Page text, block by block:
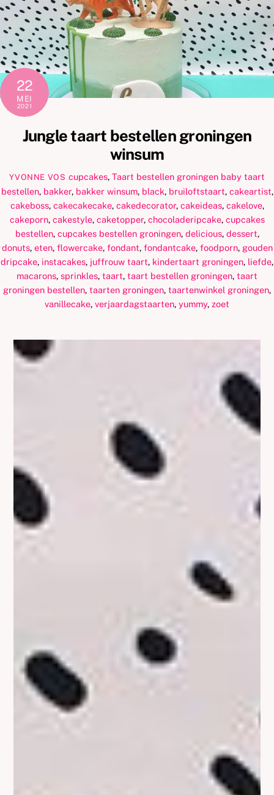
22
MEI
2021
Jungle taart bestellen groningen
winsum
YVONNE VOS cupcakes, Taart bestellen groningen baby taart
bestellen, bakker, bakker winsum, black, bruiloftstaart, cakeartist,
cakeboss, cakecakecake, cakedecorator, cakeideas, cakelove,
cakeporn, cakestyle, caketopper, chocoladeripcake, cupcakes
bestellen, cupcakes bestellen groningen, delicious, dessert,
donuts, eten, flowercake, fondant, fondantcake, foodporn, gouden
dripcake, instacakes, juffrouw taart, kindertaart groningen, liefde,
macarons, sprinkles, taart, taart bestellen groningen, taart
groningen bestellen, taarten groningen, taartenwinkel groningen,
vanillecake, verjaardagstaarten, yummy, zoet